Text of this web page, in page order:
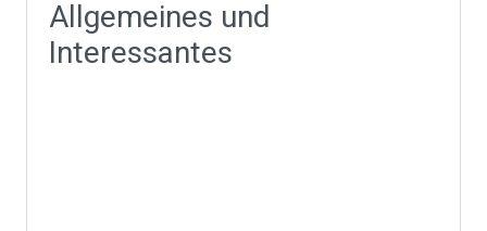
Allgemeines und
Interessantes